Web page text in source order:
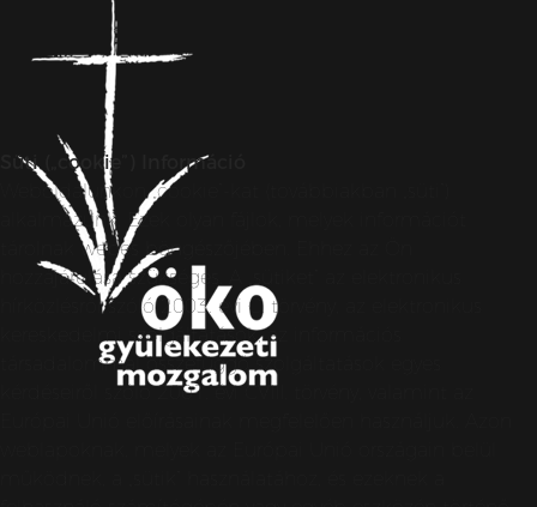
Süti („cookie”) Információ
Weboldalunkon „cookie”-kat (továbbiakban „süti”)
alkalmazunk. Ezek olyan fájlok, melyek információt
tárolnak webes böngészőjében. Ehhez az Ön
hozzájárulása szükséges. A „sütiket” az elektronikus
hírközlésről szóló 2003. évi C. törvény, az elektronikus
kereskedelmi szolgáltatások, az információs
társadalommal összefüggő szolgáltatások egyes
kérdéseiről szóló 2001. évi CVIII. törvény, valamint az